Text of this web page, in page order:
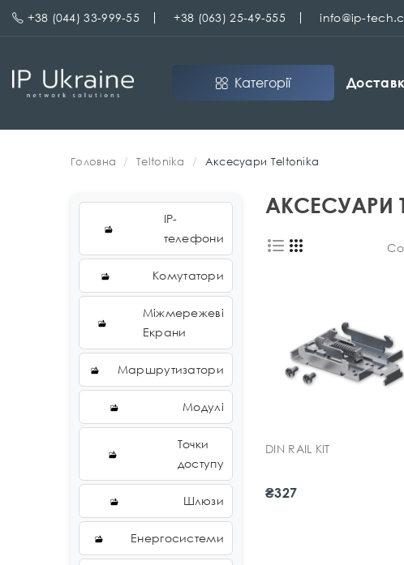
+38 (044) 33-999-55 +38 (063) 25-49-555 info@ip-
Категорії
Головна Teltonika Аксесуари Teltonika
IP-
телефони
Комутатори
Міжмережеві
Екрани
Маршрутизатори
Модулі
Точки
доступу
Шлюзи
Енергосистеми
АКСЕСУАРИ
DIN RAIL KIT
₴327